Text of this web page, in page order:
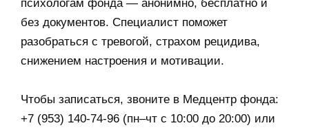
психологам фонда — анонимно, бесплатно и
без документов. Специалист поможет
разобраться с тревогой, страхом рецидива,
снижением настроения и мотивации.
Чтобы записаться, звоните в Медцентр фонда:
+7 (953) 140-74-96 (пн–чт с 10:00 до 20:00) или